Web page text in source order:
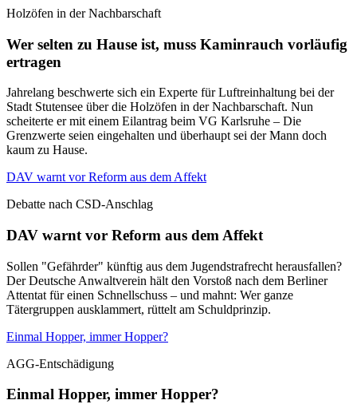
Holzöfen in der Nachbarschaft
Wer selten zu Hause ist, muss Kaminrauch vorläufig
ertragen
Jahrelang beschwerte sich ein Experte für Luftreinhaltung bei der
Stadt Stutensee über die Holzöfen in der Nachbarschaft. Nun
scheiterte er mit einem Eilantrag beim VG Karlsruhe – Die
Grenzwerte seien eingehalten und überhaupt sei der Mann doch
kaum zu Hause.
DAV warnt vor Reform aus dem Affekt
Debatte nach CSD-Anschlag
DAV warnt vor Reform aus dem Affekt
Sollen "Gefährder" künftig aus dem Jugendstrafrecht herausfallen?
Der Deutsche Anwaltverein hält den Vorstoß nach dem Berliner
Attentat für einen Schnellschuss – und mahnt: Wer ganze
Tätergruppen ausklammert, rüttelt am Schuldprinzip.
Einmal Hopper, immer Hopper?
AGG-Entschädigung
Einmal Hopper, immer Hopper?